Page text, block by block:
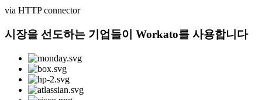
via HTTP connector
시장을 선도하는 기업들이 Workato를 사용합니다